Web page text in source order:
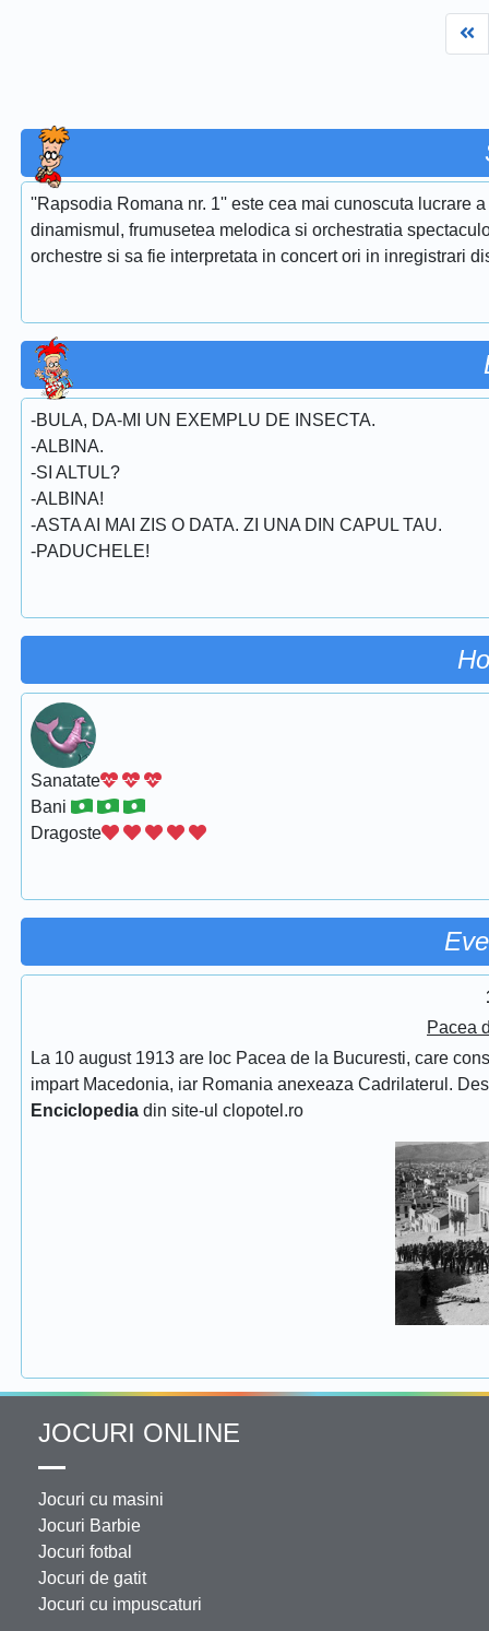
''Rapsodia Romana nr. 1'' este cea mai cunoscuta lucrare
dinamismul, frumusetea melodica si orchestratia
orchestre si sa fie interpretata in concert ori in inregistrari
-BULA, DA-MI UN EXEMPLU DE INSECTA.
-ALBINA.
-SI ALTUL?
-ALBINA!
-ASTA AI MAI ZIS O DATA. ZI UNA DIN CAPUL TAU.
-PADUCHELE!
Sanatate
Bani
Dragoste
Pacea
La 10 august 1913 are loc Pacea de la Bucuresti, care
impart Macedonia, iar Romania anexeaza Cadrilaterul.
Enciclopedia din site-ul clopotel.ro
JOCURI ONLINE
Jocuri cu masini
Jocuri Barbie
Jocuri fotbal
Jocuri de gatit
Jocuri cu impuscaturi